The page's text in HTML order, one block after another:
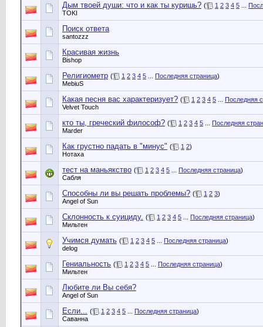
Дым твоей души: что и как ты куришь? ( 1 2 3 4 5
TOKI
Поиск ответа
santozzz
Красивая жизнь
Bishop
Религиометр ( 1 2 3 4 5 Последняя страница)
MebiuS
Какая песня вас характеризует? ( 1 2 3 4 5
Последняя
Velvet Touch
кто ты, греческий философ? ( 1 2 3 4 5
Последняя
Marder
Как грустно падать в "минус" ( 1 2)
Нотаха
тест на маньякство ( 1 2 3 4 5 Последняя страница)
Сабля
Способны ли вы решать проблемы? ( 1 2 3)
Angel of Sun
Склонность к суициду. ( 1 2 3 4 5 Последняя страница)
Мильтен
Учимся думать ( 1 2 3 4 5 Последняя страница)
delog
Гениальность ( 1 2 3 4 5 Последняя страница)
Мильтен
Любите ли Вы себя?
Angel of Sun
Если... ( 1 2 3 4 5 Последняя страница)
Саванна